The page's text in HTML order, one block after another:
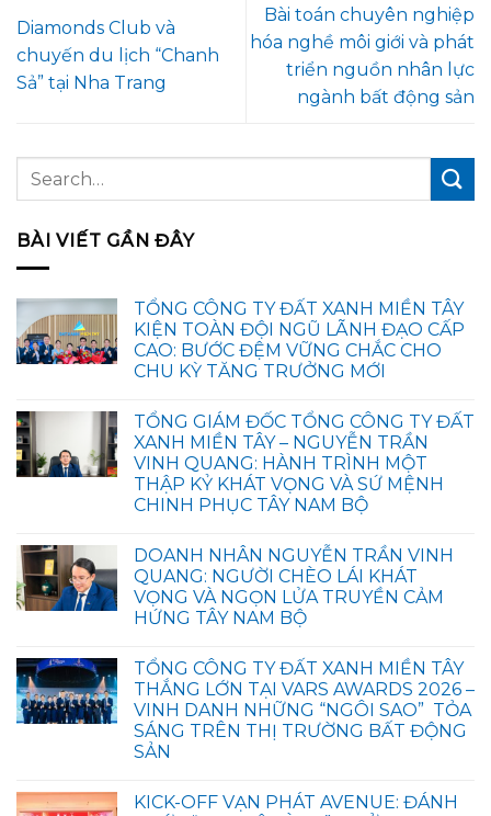
Diamonds Club và
chuyến du lịch “Chanh
Sả” tại Nha Trang
Bài toán chuyên nghiệp
hóa nghề môi giới và phát
triển nguồn nhân lực
ngành bất động sản
BÀI VIẾT GẦN ĐÂY
TỔNG CÔNG TY ĐẤT XANH MIỀN TÂY
KIỆN TOÀN ĐỘI NGŨ LÃNH ĐẠO CẤP
CAO: BƯỚC ĐỆM VỮNG CHẮC CHO
CHU KỲ TĂNG TRƯỞNG MỚI
TỔNG GIÁM ĐỐC TỔNG CÔNG TY ĐẤT
XANH MIỀN TÂY – NGUYỄN TRẦN
VINH QUANG: HÀNH TRÌNH MỘT
THẬP KỶ KHÁT VỌNG VÀ SỨ MỆNH
CHINH PHỤC TÂY NAM BỘ
DOANH NHÂN NGUYỄN TRẦN VINH
QUANG: NGƯỜI CHÈO LÁI KHÁT
VỌNG VÀ NGỌN LỬA TRUYỀN CẢM
HỨNG TÂY NAM BỘ
TỔNG CÔNG TY ĐẤT XANH MIỀN TÂY
THẮNG LỚN TẠI VARS AWARDS 2026 –
VINH DANH NHỮNG “NGÔI SAO” TỎA
SÁNG TRÊN THỊ TRƯỜNG BẤT ĐỘNG
SẢN
KICK-OFF VẠN PHÁT AVENUE: ĐÁNH